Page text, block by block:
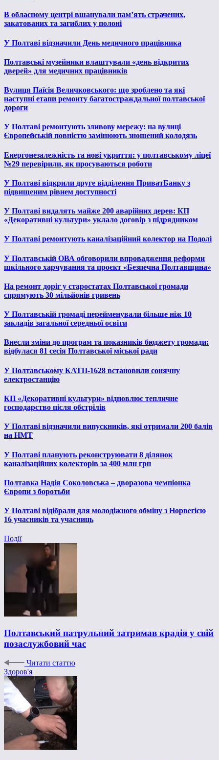
В обласному центрі вшанували пам’ять страчених,
закатованих та загиблих у полоні
У Полтаві відзначили День медичного працівника
Полтавські музейники влаштували «день відкритих
дверей» для медичних працівників
Вулиця Паїсія Величковського: що зроблено та які
наступні етапи ремонту багатостраждальної полтавської
дороги
У Полтаві ремонтують зливову мережу: на вулиці
Європейській повністю замінюють зношений колодязь
Енергонезалежність та нові укриття: у полтавському ліцеї
№29 перевірили, як просуваються роботи
У Полтаві відкрили друге відділення ПриватБанку з
підвищеним рівнем доступності
У Полтаві видалять майже 200 аварійних дерев: КП
«Декоративні культури» уклало договір з підрядником
У Полтаві ремонтують каналізаційний колектор на Подолі
У Полтавській ОВА обговорили впровадження реформи
шкільного харчування та проєкт «Безпечна Полтавщина»
На ремонт доріг у старостатах Полтавської громади
спрямують 30 мільйонів гривень
У Полтавській громаді перейменували більше ніж 10
закладів загальної середньої освіти
Внесли зміни до програм та показників бюджету громади:
відбулася 81 сесія Полтавської міської ради
У Полтавському КАТП-1628 встановили сонячну
електростанцію
КП «Декоративні культури» відновлює тепличне
господарство після обстрілів
У Полтаві відзначили випускників, які отримали 200 балів
на НМТ
У Полтаві планують реконструювати 8 ділянок
каналізаційних колекторів за 400 млн грн
Полтавка Надія Соколовська – дворазова чемпіонка
Європи з боротьби
У Полтаві відібрали для молодіжного обміну з Норвегією
16 учасників та учасниць
Події
Полтавський патрульний затримав крадія у свій
позаслужбовий час
Читати статтю
Здоров'я